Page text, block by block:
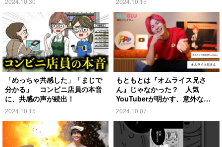
「めっちゃ共感した」「まじで
分かる」 コンビニ店員の本音
に、共感の声が続出！
2024.10.15
もともとは『オムライス兄さ
ん』じゃなかった？ 人気
YouTuberが明かす、意外な過
去とは
2024.10.07